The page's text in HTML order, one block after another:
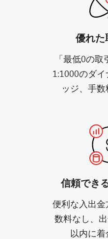
優れた
「最低0の取
1:1000のダ
ッジ、手数
信頼でき
便利な入出
数料なし、
以内に着